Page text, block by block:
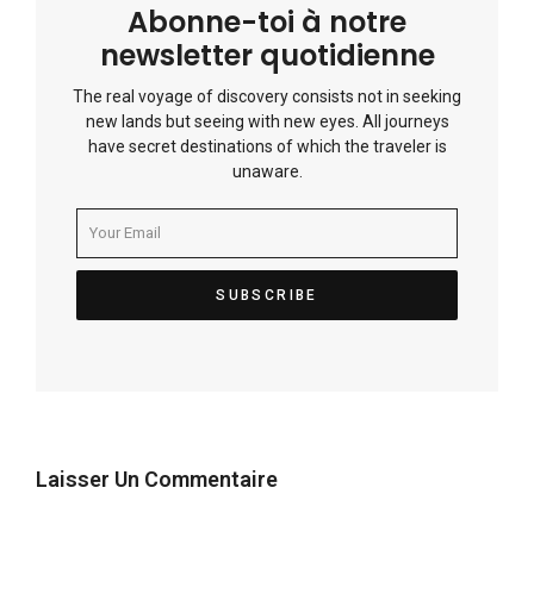
Abonne-toi à notre
newsletter quotidienne
The real voyage of discovery consists not in seeking
new lands but seeing with new eyes. All journeys
have secret destinations of which the traveler is
unaware.
Laisser Un Commentaire